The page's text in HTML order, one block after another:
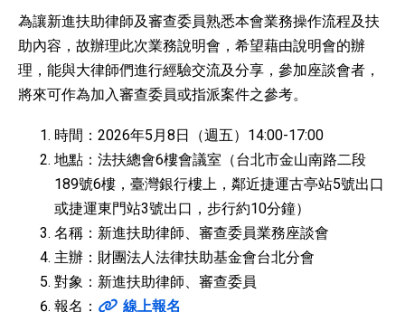
為讓新進扶助律師及審查委員熟悉本會業務操作流程及扶
助內容，故辦理此次業務說明會，希望藉由說明會的辦
理，能與大律師們進行經驗交流及分享，參加座談會者，
將來可作為加入審查委員或指派案件之參考。
時間：2026年5月8日（週五）14:00-17:00
地點：法扶總會6樓會議室（台北市金山南路二段
189號6樓，臺灣銀行樓上，鄰近捷運古亭站5號出口
或捷運東門站3號出口，步行約10分鐘）
名稱：新進扶助律師、審查委員業務座談會
主辦：財團法人法律扶助基金會台北分會
對象：新進扶助律師、審查委員
報名：
線上報名